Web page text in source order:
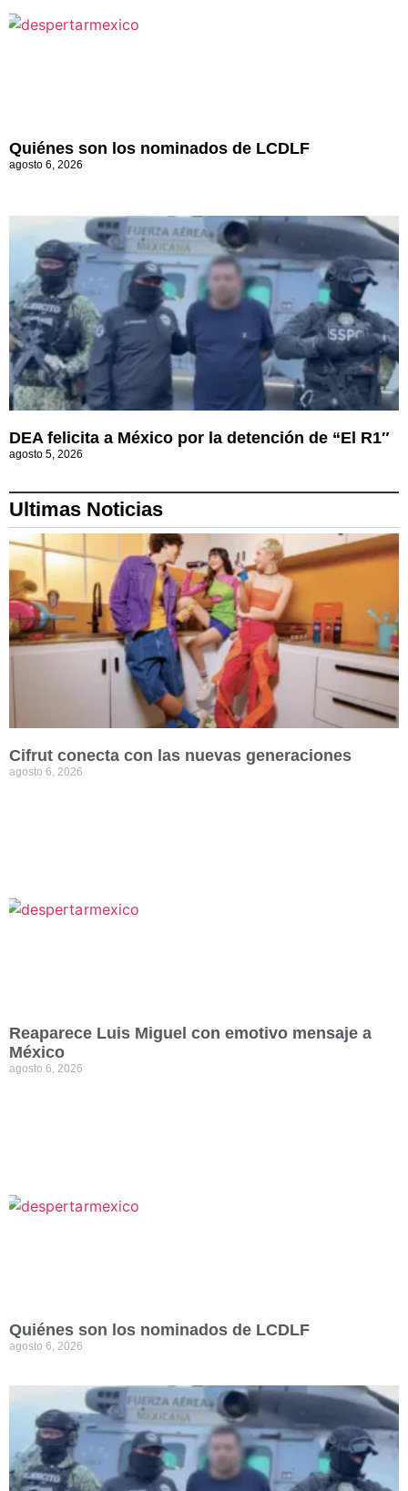
Quiénes son los nominados de LCDLF
agosto 6, 2026
DEA felicita a México por la detención de “El R1″
agosto 5, 2026
Ultimas Noticias
Cifrut conecta con las nuevas generaciones
agosto 6, 2026
Reaparece Luis Miguel con emotivo mensaje a
México
agosto 6, 2026
Quiénes son los nominados de LCDLF
agosto 6, 2026